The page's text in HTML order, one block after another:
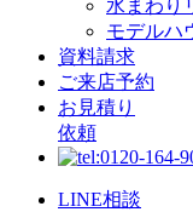
水まわり
モデルハ
資料請求
ご来店予約
お見積り
依頼
LINE相談